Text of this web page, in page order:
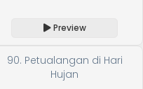
Preview
90. Petualangan di Hari
Hujan